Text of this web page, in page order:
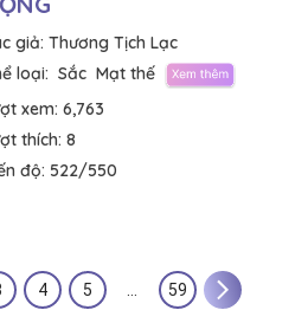
giả: Thương Tịch Lạc
loại: Sắc Mạt thế
xem: 6,763
thích: 8
độ: 522/550
4 5 59